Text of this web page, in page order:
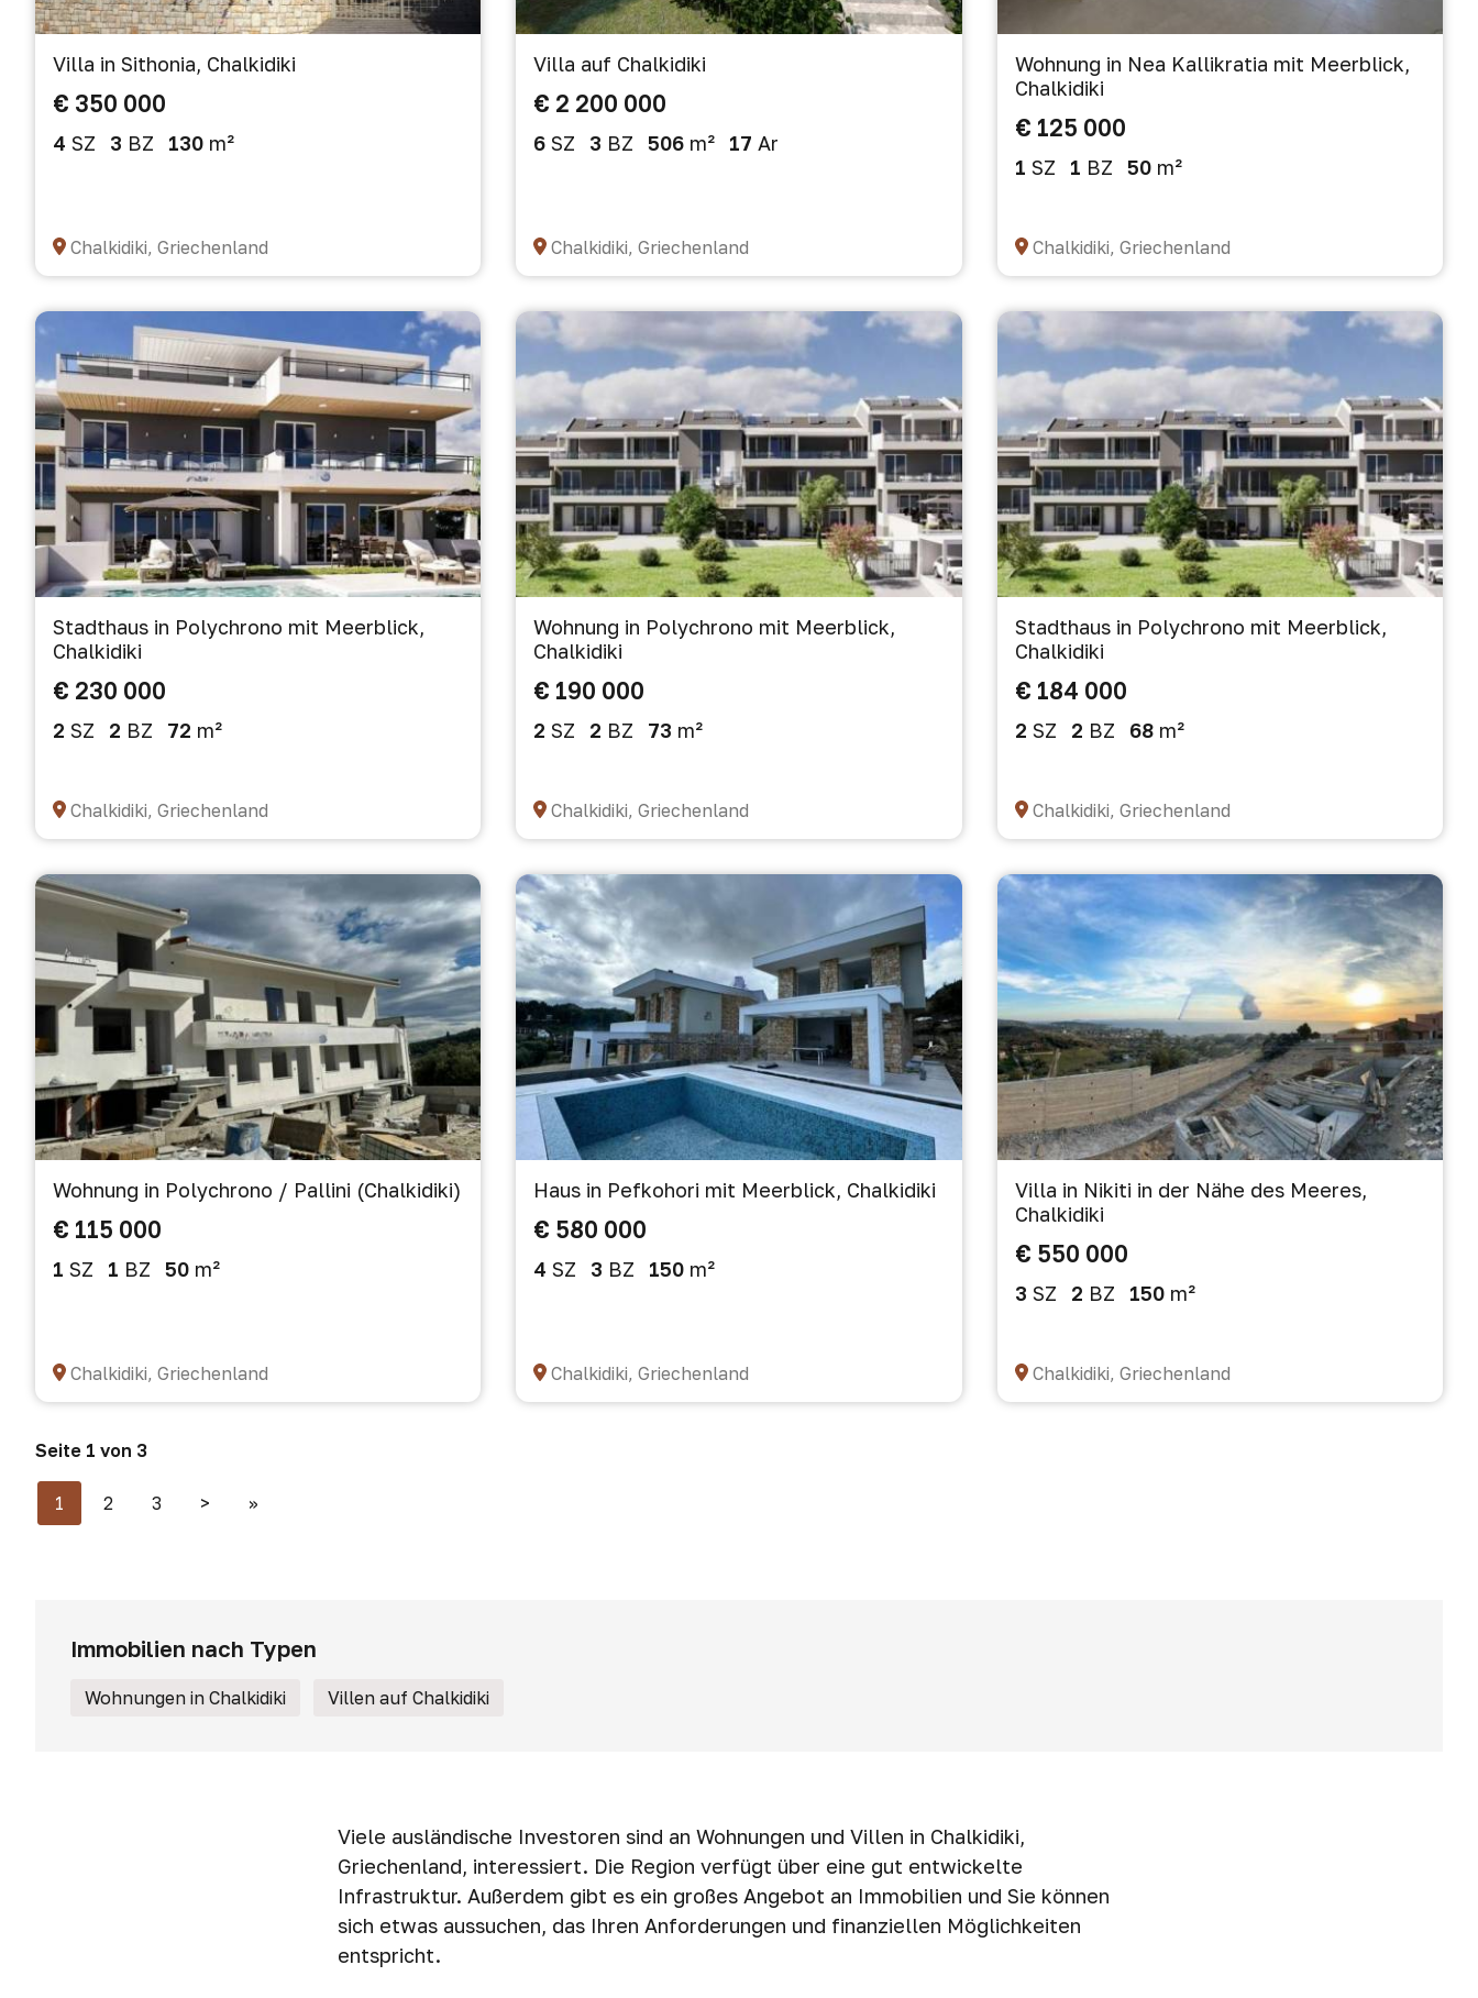
Villa in Sithonia, Chalkidiki
€ 350 000
4 SZ 3 BZ 130 m²
Chalkidiki, Griechenland
Villa auf Chalkidiki
€ 2 200 000
6 SZ 3 BZ 506 m² 17 Ar
Chalkidiki, Griechenland
Wohnung in Nea Kallikratia mit Meerblick,
Chalkidiki
€ 125 000
1 SZ 1 BZ 50 m²
Chalkidiki, Griechenland
Stadthaus in Polychrono mit Meerblick,
Chalkidiki
€ 230 000
2 SZ 2 BZ 72 m²
Chalkidiki, Griechenland
Wohnung in Polychrono mit Meerblick,
Chalkidiki
€ 190 000
2 SZ 2 BZ 73 m²
Chalkidiki, Griechenland
Stadthaus in Polychrono mit Meerblick,
Chalkidiki
€ 184 000
2 SZ 2 BZ 68 m²
Chalkidiki, Griechenland
Wohnung in Polychrono / Pallini (Chalkidiki)
€ 115 000
1 SZ 1 BZ 50 m²
Chalkidiki, Griechenland
Haus in Pefkohori mit Meerblick, Chalkidiki
€ 580 000
4 SZ 3 BZ 150 m²
Chalkidiki, Griechenland
Villa in Nikiti in der Nähe des Meeres,
Chalkidiki
€ 550 000
3 SZ 2 BZ 150 m²
Chalkidiki, Griechenland
Seite 1 von 3
1 2 3 > >>
Immobilien nach Typen
Wohnungen in Chalkidiki Villen auf Chalkidiki
Viele ausländische Investoren sind an Wohnungen und Villen in Chalkidiki,
Griechenland, interessiert. Die Region verfügt über eine gut entwickelte
Infrastruktur. Außerdem gibt es ein großes Angebot an Immobilien und Sie können
sich etwas aussuchen, das Ihren Anforderungen und finanziellen Möglichkeiten
entspricht.